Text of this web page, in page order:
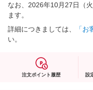
なお、2026年10月27日（
ます。
詳細につきましては、
「
い。
注文ポイント履歴 設